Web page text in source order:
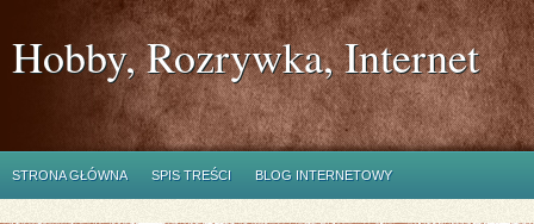
Hobby, Rozrywka, Internet
STRONA GŁÓWNA SPIS TREŚCI BLOG INTERNETOWY